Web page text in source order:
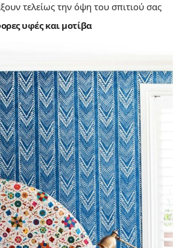
τελείως την όψη του σπιτιού σας
υφές και μοτίβα